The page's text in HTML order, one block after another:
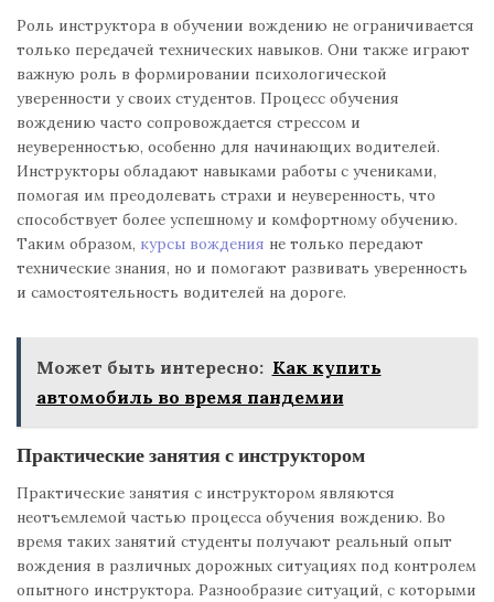
Роль инструктора в обучении вождению не ограничивается
только передачей технических навыков. Они также играют
важную роль в формировании психологической
уверенности у своих студентов. Процесс обучения
вождению часто сопровождается стрессом и
неуверенностью, особенно для начинающих водителей.
Инструкторы обладают навыками работы с учениками,
помогая им преодолевать страхи и неуверенность, что
способствует более успешному и комфортному обучению.
Таким образом, курсы вождения не только передают
технические знания, но и помогают развивать уверенность
и самостоятельность водителей на дороге.
Может быть интересно: Как купить
автомобиль во время пандемии
Практические занятия с инструктором
Практические занятия с инструктором являются
неотъемлемой частью процесса обучения вождению. Во
время таких занятий студенты получают реальный опыт
вождения в различных дорожных ситуациях под контролем
опытного инструктора. Разнообразие ситуаций, с которыми